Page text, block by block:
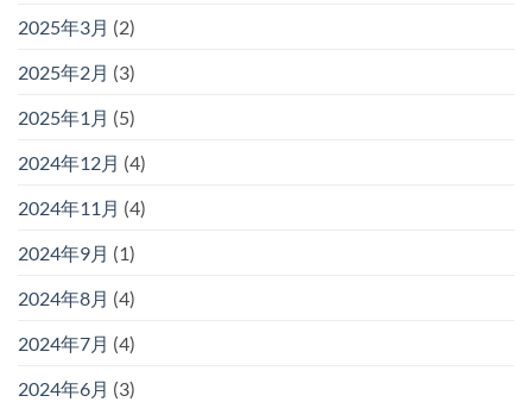
2025年3月 (2)
2025年2月 (3)
2025年1月 (5)
2024年12月 (4)
2024年11月 (4)
2024年9月 (1)
2024年8月 (4)
2024年7月 (4)
2024年6月 (3)